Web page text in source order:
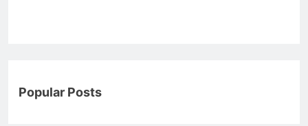
Popular Posts